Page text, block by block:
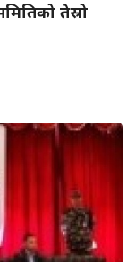
तेस्रो